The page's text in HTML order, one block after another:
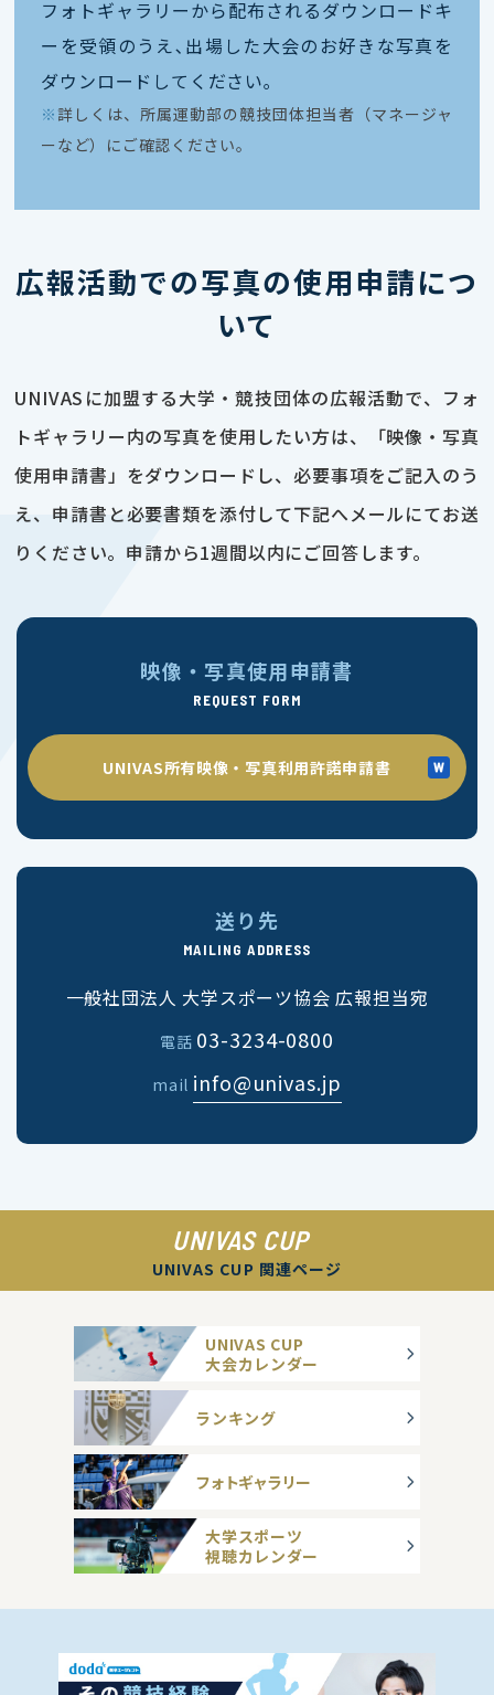
フォトギャラリーから配布されるダウンロードキ
ーを受領のうえ､出場した大会のお好きな写真を
ダウンロードしてください｡
※ 詳しくは、所属運動部の競技団体担当者（マネージャ
ーなど）にご確認ください。
広報活動での写真の使用申請につ
いて
UNIVASに加盟する大学・競技団体の広報活動で、フォ
トギャラリー内の写真を使用したい方は、「映像・写真
使用申請書」をダウンロードし、必要事項をご記入のう
え、申請書と必要書類を添付して下記へメールにてお送
りください。申請から1週間以内にご回答します。
映像・写真使用申請書
REQUEST FORM
UNIVAS所有映像・写真利用許諾申請書
送り先
MAILING ADDRESS
一般社団法人 大学スポーツ協会 広報担当宛
電話 03-3234-0800
mail info@univas.jp
UNIVAS CUP
UNIVAS CUP 関連ページ
UNIVAS CUP
大会カレンダー
ランキング
フォトギャラリー
大学スポーツ
視聴カレンダー